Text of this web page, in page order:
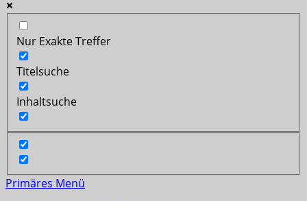
Nur Exakte Treffer
Titelsuche
Inhaltsuche
Primäres Menü